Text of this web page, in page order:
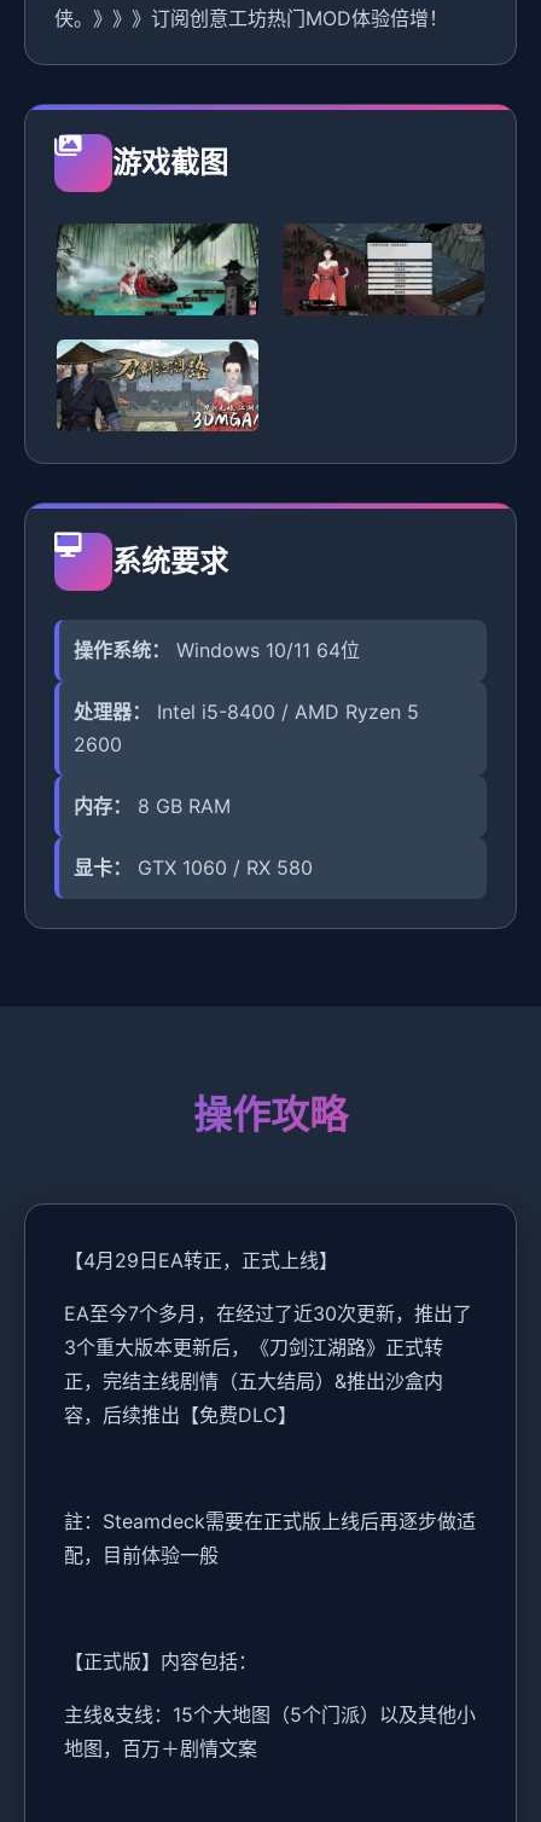
侠。》》》订阅创意工坊热门MOD体验倍增！
游戏截图
系统要求
操作系统： Windows 10/11 64位
处理器：
Intel i5-8400 / AMD Ryzen 5
2600
内存： 8 GB RAM
显卡： GTX 1060 / RX 580
操作攻略
【4月29日EA转正，正式上线】
EA至今7个多月，在经过了近30次更新，推出了
3个重大版本更新后，《刀剑江湖路》正式转
正，完结主线剧情（五大结局）&推出沙盒内
容，后续推出【免费DLC】
註：Steamdeck需要在正式版上线后再逐步做适
配，目前体验一般
【正式版】内容包括：
主线&支线：15个大地图（5个门派）以及其他小
地图，百万＋剧情文案